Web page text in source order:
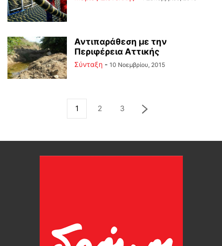
Αντιπαράθεση με την
Περιφέρεια Αττικής
Σύνταξη - 10 Νοεμβρίου, 2015
1 2 3